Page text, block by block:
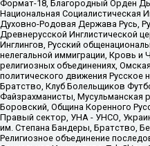
Формат-18, Благородный Орден
Национальная Социалистическая
Духовно-Родовая Держава Русь,
Древнерусской Инглистической
Инглингов, Русский
нелегальной иммиграции, Кровь и
религиозных объединениях,
политического движения Русское
Братство, Клуб Болельщиков
Файзрахманисты, Мусульманская
Боровский, Община Коренного
Правый сектор, УНА - УНСО,
им. Степана Бандеры, Братство,
Религиозное объединение